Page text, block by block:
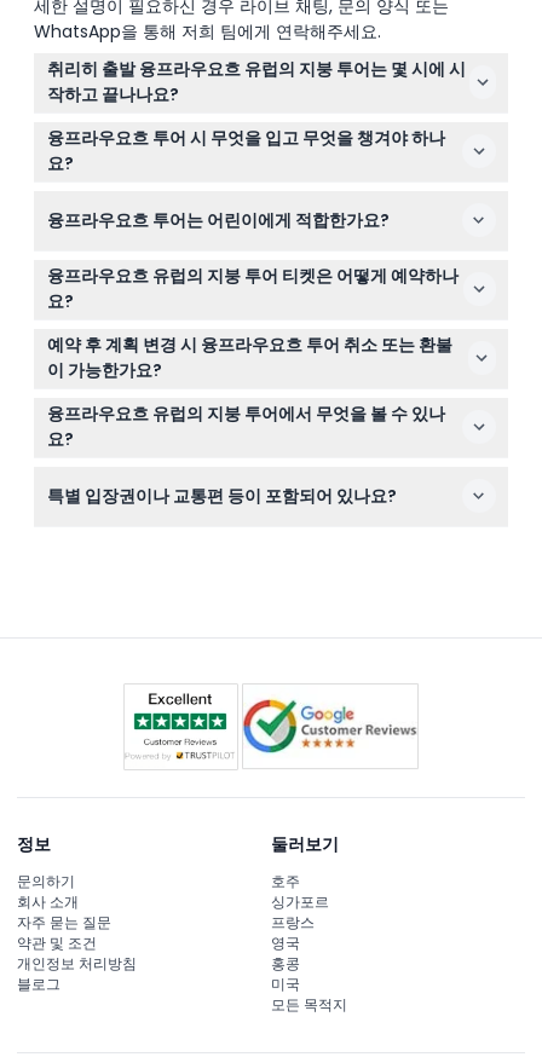
세한 설명이 필요하신 경우 라이브 채팅, 문의 양식 또는
WhatsApp을 통해 저희 팀에게 연락해주세요.
취리히 출발 융프라우요흐 유럽의 지붕 투어는 몇 시에 시
작하고 끝나나요?
투어는 일반적으로 취리히에서 오전 8시 15분경 출발하며
약 오후 7시경에 돌아옵니다(변동 가능 — 예약 시 꼭 확인
하세요).
융프라우요흐 투어 시 무엇을 입고 무엇을 챙겨야 하나
요?
스, 눈 위를 걷기에 적합한 덮개가 있는 신발 같은 겨울 장
융프라우요흐 투어는 어린이에게 적합한가요?
6세 미만 어린이는 무료로 여행할 수 있으나 좌석이 제공되
지 않으니 어린아이 예약 시 이 점을 고려하세요.
융프라우요흐 유럽의 지붕 투어 티켓은 어떻게 예약하나
요?
여기 이 웹사이트에서 실시간 이용 가능 여부를 확인하며
안전하게 티켓을 온라인으로 예약할 수 있습니다.
예약 후 계획 변경 시 융프라우요흐 투어 취소 또는 환불
이 가능한가요?
티켓은 환불 불가이며 취소도 불가능하니 예약 전에 계획을
확실히 하시기 바랍니다.
융프라우요흐 유럽의 지붕 투어에서 무엇을 볼 수 있나
요?
익스프레스 곤돌라를 타며, 알레취 빙하를 방문하고 스핑크
특별 입장권이나 교통편 등이 포함되어 있나요?
정보
문의하기
회사 소개
자주 묻는 질문
약관 및 조건
개인정보 처리방침
블로그
둘러보기
호주
싱가포르
프랑스
영국
홍콩
미국
모든 목적지